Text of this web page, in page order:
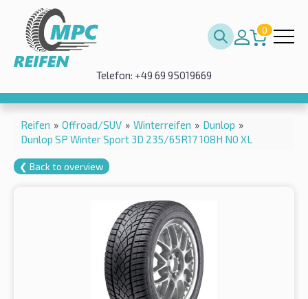
0
Telefon: +49 69 95019669
Reifen » Offroad/SUV » Winterreifen » Dunlop »
Dunlop SP Winter Sport 3D 235/65R17 108H N0 XL
❮ Back to overview